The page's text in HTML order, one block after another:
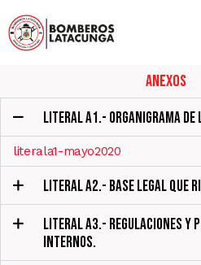
Anexos
LITERAL A1.- ORGANIGRAMA DE
literala1-mayo2020
LITERAL A2.- BASE LEGAL QUE
LITERAL A3.- REGULACIONES Y
INTERNOS.